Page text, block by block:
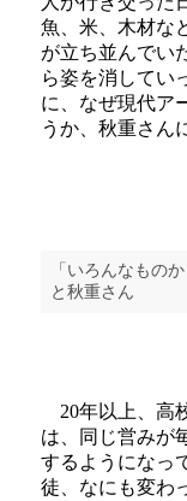
魚、米、木材な
が立ち並んでい
ら姿を消してい
に、なぜ現代ア
うか、秋重さん
「いろんなもの
と秋重さん
20年以上、高
は、同じ営みが
するようになっ
徒、なにも変わ